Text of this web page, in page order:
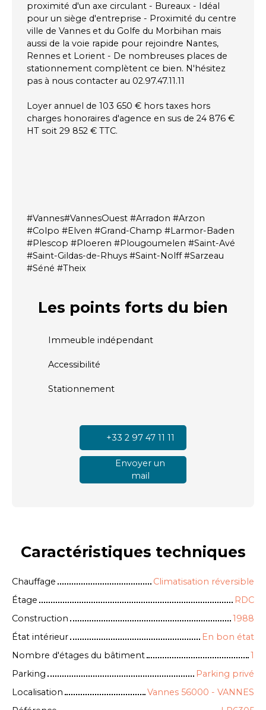
proximité d'un axe circulant - Bureaux - Idéal
pour un siège d'entreprise - Proximité du centre
ville de Vannes et du Golfe du Morbihan mais
aussi de la voie rapide pour rejoindre Nantes,
Rennes et Lorient - De nombreuses places de
stationnement complètent ce bien. N'hésitez
pas à nous contacter au 02.97.47.11.11
Loyer annuel de 103 650 € hors taxes hors
charges honoraires d'agence en sus de 24 876 €
HT soit 29 852 € TTC.
#Vannes#VannesOuest #Arradon #Arzon
#Colpo #Elven #Grand-Champ #Larmor-Baden
#Plescop #Ploeren #Plougoumelen #Saint-Avé
#Saint-Gildas-de-Rhuys #Saint-Nolff #Sarzeau
#Séné #Theix
Les points forts du bien
Immeuble indépendant
Accessibilité
Stationnement
+33 2 97 47 11 11
Envoyer un
mail
Caractéristiques techniques
Chauffage
Climatisation réversible
Étage
RDC
Construction
1988
État intérieur
En bon état
Nombre d'étages du bâtiment
1
Parking
Parking privé
Localisation
Vannes 56000 - VANNES